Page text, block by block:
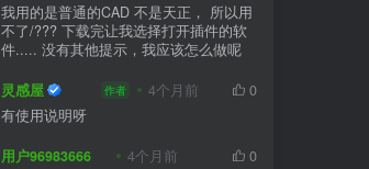
我用的是普通的CAD 不是天正， 所以用
不了/??? 下载完让我选择打开插件的软
件..... 没有其他提示，我应该怎么做呢
灵感屋 作者 4个月前
0
有使用说明呀
用户96983666 4个月前
0